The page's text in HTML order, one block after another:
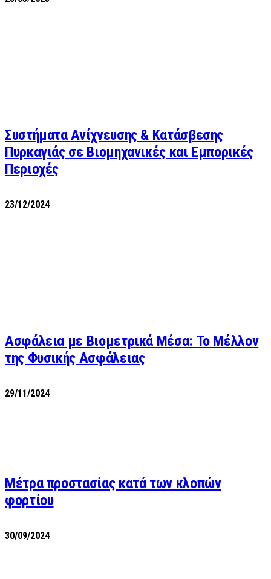
Συστήματα Ανίχνευσης & Κατάσβεσης
Πυρκαγιάς σε Βιομηχανικές και Εμπορικές
Περιοχές
23/12/2024
Ασφάλεια με Βιομετρικά Μέσα: Το Μέλλον
της Φυσικής Ασφάλειας
29/11/2024
Μέτρα προστασίας κατά των κλοπών
φορτίου
30/09/2024